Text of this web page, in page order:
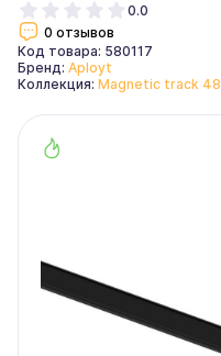
0.0
0 отзывов
Код товара: 580117
Бренд: Aployt
Коллекция: Magnetic track 48